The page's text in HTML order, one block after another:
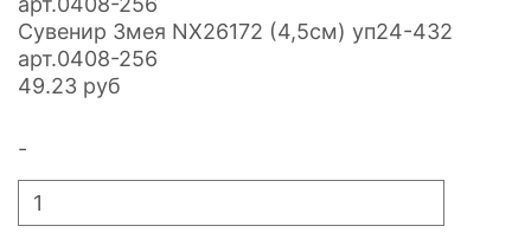
Сувенир Змея NX26172 (4,5см) уп24-432
арт.0408-256
49.23 руб
-